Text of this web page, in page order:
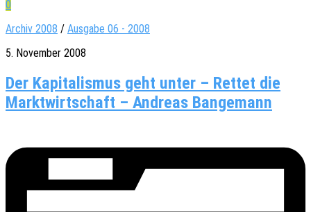
0
Archiv 2008 / Ausgabe 06 - 2008
5. November 2008
Der Kapitalismus geht unter – Rettet die
Marktwirtschaft – Andreas Bangemann